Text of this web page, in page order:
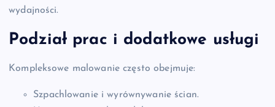
wydajności.
Podział prac i dodatkowe usługi
Kompleksowe malowanie często obejmuje:
Szpachlowanie i wyrównywanie ścian.